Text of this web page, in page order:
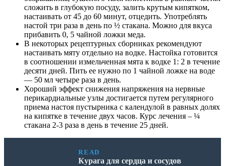
сложить в глубокую посуду, залить крутым кипятком,
настаивать от 45 до 60 минут, отцедить. Употреблять
настой три раза в день по ½ стакана. Можно для вкуса
прибавить 0, 5 чайной ложки меда.
В некоторых рецептурных сборниках рекомендуют
настаивать мяту отдельно на водке. Настойка готовится
в соотношении измельченная мята к водке 1: 2 в течение
десяти дней. Пить ее нужно по 1 чайной ложке на воде
— 50 мл четыре раза в день.
Хороший эффект снижения напряжения на нервные
перикардиальные узлы достигается путем регулярного
приема настоя пустырника с календулой в равных долях
на кипятке в течение двух часов. Курс лечения – ¼
стакана 2-3 раза в день в течение 25 дней.
READ
Курага для сердца и сосудов